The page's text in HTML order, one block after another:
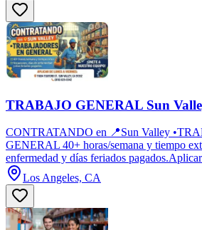
TRABAJO GENERAL Sun
CONTRATANDO en 📍Sun Valley
GENERAL 40+ horas/semana y tiempo
enfermedad y días feriados
Los Angeles, CA